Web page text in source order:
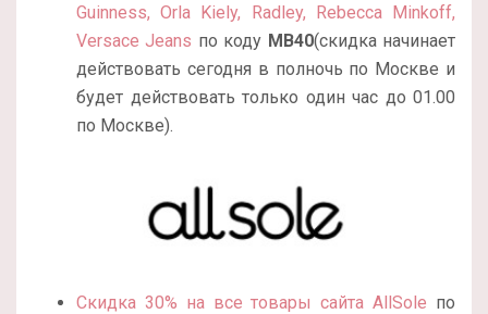
Guinness, Orla Kiely, Radley, Rebecca Minkoff,
Versace Jeans по коду MB40(скидка начинает
действовать сегодня в полночь по Москве и
будет действовать только один час до 01.00
по Москве).
Скидка 30% на все товары сайта AllSole по